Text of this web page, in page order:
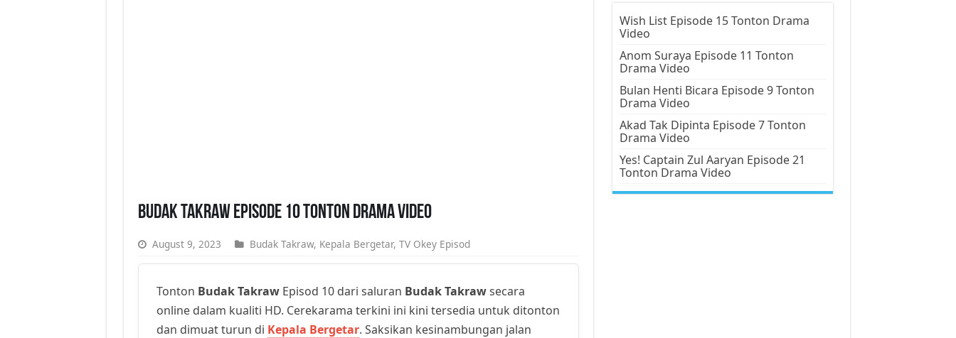
Budak Takraw Episode 10 Tonton Drama Video
August 9, 2023 Budak Takraw, Kepala Bergetar, TV Okey Episod
Tonton Budak TakrawEpisod 10 dari saluran Budak Takrawsecara
online dalam kualiti HD. Cerekarama terkini ini kini tersedia untuk ditonton
dan dimuat turun di Kepala Bergetar. Saksikan kesinambungan jalan
Wish List Episode 15 Tonton Drama
Video
Anom Suraya Episode 11 Tonton
Drama Video
Bulan Henti Bicara Episode 9 Tonton
Drama Video
Akad Tak Dipinta Episode 7 Tonton
Drama Video
Yes! Captain Zul Aaryan Episode 21
Tonton Drama Video